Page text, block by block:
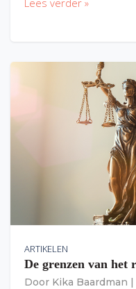
ARTIKELEN
De grenzen van het
Door Kika Baardman